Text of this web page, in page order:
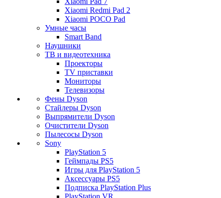
Xiaomi Redmi Pad 2
Xiaomi POCO Pad
Умные часы
Smart Band
Наушники
ТВ и видеотехника
Проекторы
TV приставки
Мониторы
Телевизоры
Фены Dyson
Стайлеры Dyson
Выпрямители Dyson
Очистители Dyson
Пылесосы Dyson
Sony
PlayStation 5
Геймпады PS5
Игры для PlayStation 5
Аксессуары PS5
Подписка PlayStation Plus